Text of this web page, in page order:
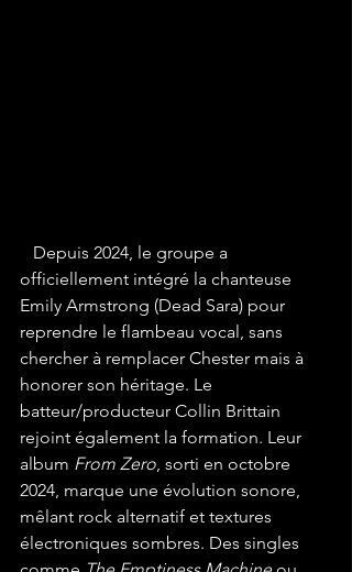
officiellement intégré la chanteuse
Emily Armstrong (Dead Sara) pour
reprendre le flambeau vocal, sans
chercher à remplacer Chester mais à
honorer son héritage. Le
batteur/producteur Collin Brittain
rejoint également la formation. Leur
album From Zero, sorti en octobre
2024, marque une évolution sonore,
mêlant rock alternatif et textures
électroniques sombres. Des singles